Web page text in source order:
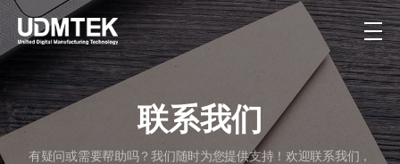
联系我们
有疑问或需要帮助吗？我们随时为您提供支持！欢迎联系我们，